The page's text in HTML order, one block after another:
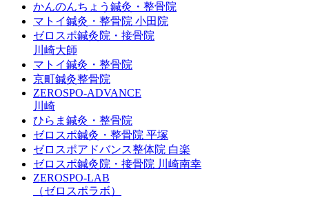
かんのんちょう鍼灸・整骨院
マトイ鍼灸・整骨院 小田院
ゼロスポ鍼灸院・接骨院
川崎大師
マトイ鍼灸・整骨院
京町鍼灸整骨院
ZEROSPO-ADVANCE
川崎
ひらま鍼灸・整骨院
ゼロスポ鍼灸・整骨院 平塚
ゼロスポアドバンス整体院 白楽
ゼロスポ鍼灸院・接骨院 川崎南幸
ZEROSPO-LAB
（ゼロスポラボ）